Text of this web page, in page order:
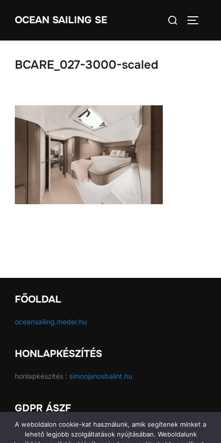
OCEAN SAILING SE
Search
BCARE_027-3000-scaled
FŐOLDAL
oceansailing.meder.hu
HONLAPKÉSZÍTÉS
honlapkészítés : simonjanosbalint.hu
GDPR ÁSZF
GDPR ÁSZF
A weboldalon cookie-kat használunk, amik segítenek minket a
lehető legjobb szolgáltatások nyújtásában. Weboldalunk